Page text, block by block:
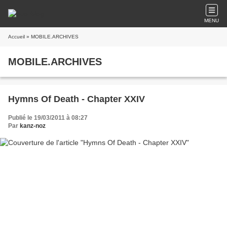
MENU
Accueil » MOBILE.ARCHIVES
MOBILE.ARCHIVES
Hymns Of Death - Chapter XXIV
Publié le 19/03/2011 à 08:27
Par kanz-noz